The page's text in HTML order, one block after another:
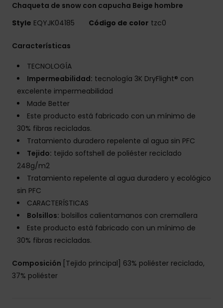
Chaqueta de snow con capucha Beige hombre
Style EQYJK04185 Código de color tzc0
Características
TECNOLOGÍA
Impermeabilidad: tecnología 3K DryFlight® con
excelente impermeabilidad
Made Better
Este producto está fabricado con un mínimo de
30% fibras recicladas.
Tratamiento duradero repelente al agua sin PFC
Tejido: tejido softshell de poliéster reciclado
248g/m2
Tratamiento repelente al agua duradero y ecológico
sin PFC
CARACTERÍSTICAS
Bolsillos: bolsillos calientamanos con cremallera
Este producto está fabricado con un mínimo de
30% fibras recicladas.
Composición [Tejido principal] 63% poliéster reciclado,
37% poliéster